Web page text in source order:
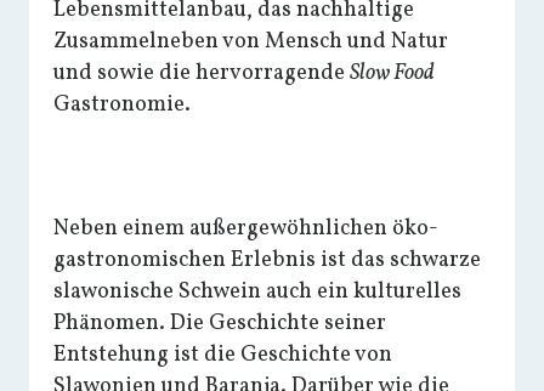
Lebensmittelanbau, das nachhaltige
Zusammelneben von Mensch und Natur
und sowie die hervorragende Slow Food
Gastronomie.
Neben einem außergewöhnlichen öko-
gastronomischen Erlebnis ist das schwarze
slawonische Schwein auch ein kulturelles
Phänomen. Die Geschichte seiner
Entstehung ist die Geschichte von